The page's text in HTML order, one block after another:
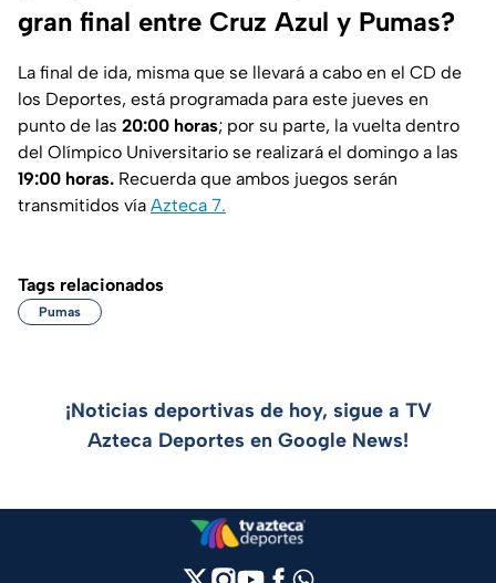
gran final entre Cruz Azul y Pumas?
La final de ida, misma que se llevará a cabo en el CD de
los Deportes, está programada para este jueves en
punto de las 20:00 horas; por su parte, la vuelta dentro
del Olímpico Universitario se realizará el domingo a las
19:00 horas. Recuerda que ambos juegos serán
transmitidos vía Azteca 7.
Tags relacionados
Pumas
¡Noticias deportivas de hoy, sigue a TV
Azteca Deportes en Google News!